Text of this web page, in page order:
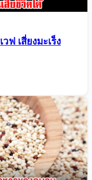
ฟ เสี่ยงมะเร็ง